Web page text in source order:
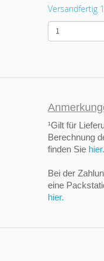
Versandfertig
¹Gilt für
Berechnung
finden Sie hier.
Bei der
eine
hier.